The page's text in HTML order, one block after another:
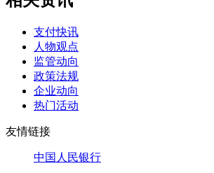
支付快讯
人物观点
监管动向
政策法规
企业动向
热门活动
友情链接
中国人民银行